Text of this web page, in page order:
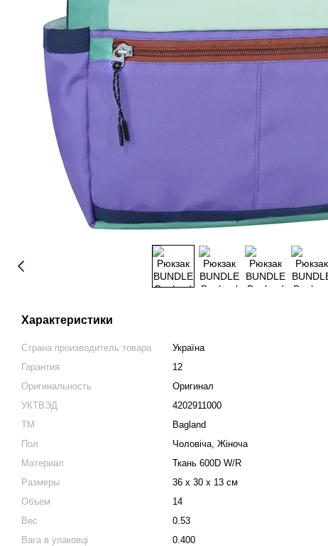
Характеристики
Страна производитель товара
Україна
Гарантия
12
Оригинальность
Оригинал
УКТВЭД
4202911000
ТМ
Bagland
Пол
Чоловіча, Жіноча
Материал
Ткань 600D W/R
Размеры
36 x 30 x 13 см
Объем
14
Вес
0.53
Вага в упаковці
0.400